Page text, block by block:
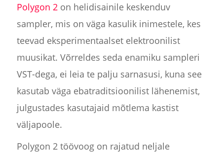
Polygon 2on helidisainile keskenduv
sampler, mis on väga kasulik inimestele, kes
teevad eksperimentaalset elektroonilist
muusikat. Võrreldes seda enamiku sampleri
VST-dega, ei leia te palju sarnasusi, kuna see
kasutab väga ebatraditsioonilist lähenemist,
julgustades kasutajaid mõtlema kastist
väljapoole.
Polygon 2 töövoog on rajatud neljale